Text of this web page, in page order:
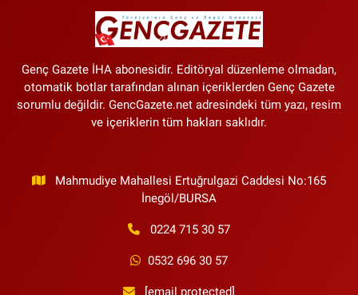
Genç Gazete İHA abonesidir. Editöryal düzenleme olmadan,
otomatik botlar tarafından alınan içeriklerden Genç Gazete
sorumlu değildir. GencGazete.net adresindeki tüm yazı, resim
ve içeriklerin tüm hakları saklıdır.
Mahmudiye Mahallesi Ertuğrulgazi Caddesi No:165
İnegöl/BURSA
0224 715 30 57
0532 696 30 57